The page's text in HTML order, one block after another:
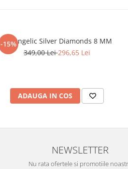
-15%
Set Angelic Silver Diamonds 8 MM
349,00 Lei296,65 Lei
ADAUGA IN COS
NEWSLETTER
Nu rata ofertele si promotiile